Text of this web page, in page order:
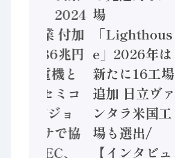
計結果」2024
年製造業 付加
価値額86兆円
/ 三菱電機と
ソニーセミコ
ン AIビジョ
ンセンサで協
業 / IDEC、
場
「Lighthous
e」2026年は
新たに16工場
追加 日立ヴァ
ンタラ米国工
場も選出/
【インタビュ